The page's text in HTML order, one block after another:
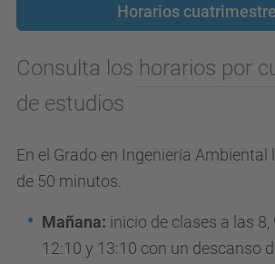
Horarios
Consulta los horarios por
de estudios
En el Grado en Ingeniería Ambiental
de 50 minutos.
Mañana: inicio de clases a las 8,
12:10 y 13:10 con un descanso